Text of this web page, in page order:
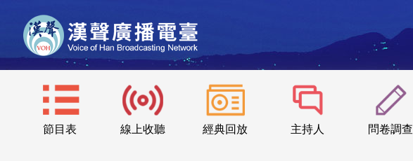
節目表 線上收聽 經典回放 主持人 問卷調查